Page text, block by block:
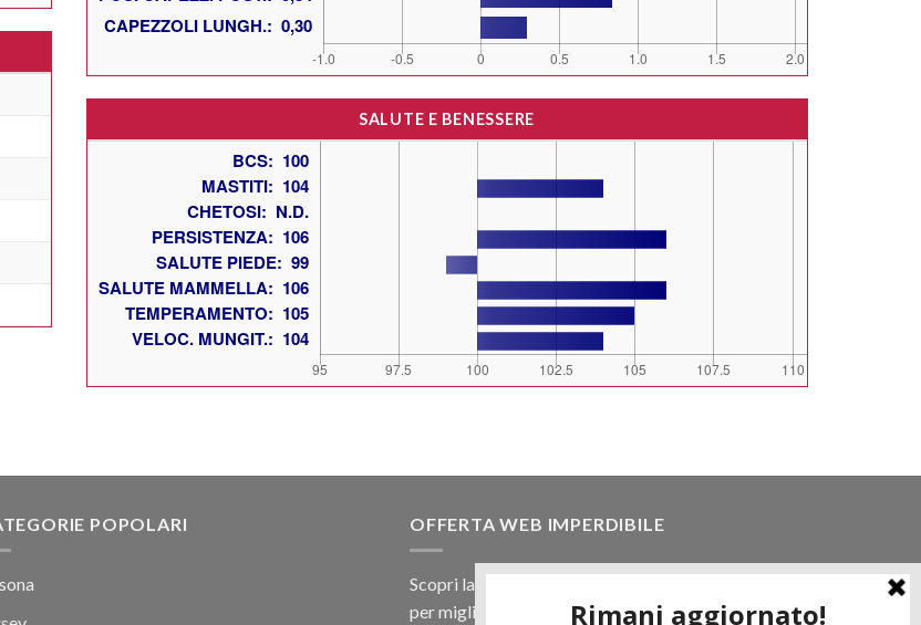
SALUTE E BENESSERE
POPOLARI OFFERTA WEB IMPERDIBILE
Scopri la nostra offerta web! Un prezzo mai visto,
per migliaia di prodotti.